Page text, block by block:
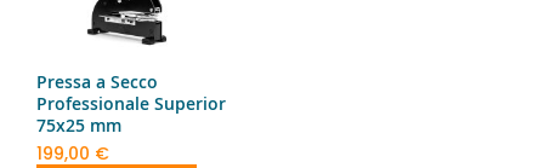
Pressa a Secco
Professionale Superior
75x25 mm
199,00 €